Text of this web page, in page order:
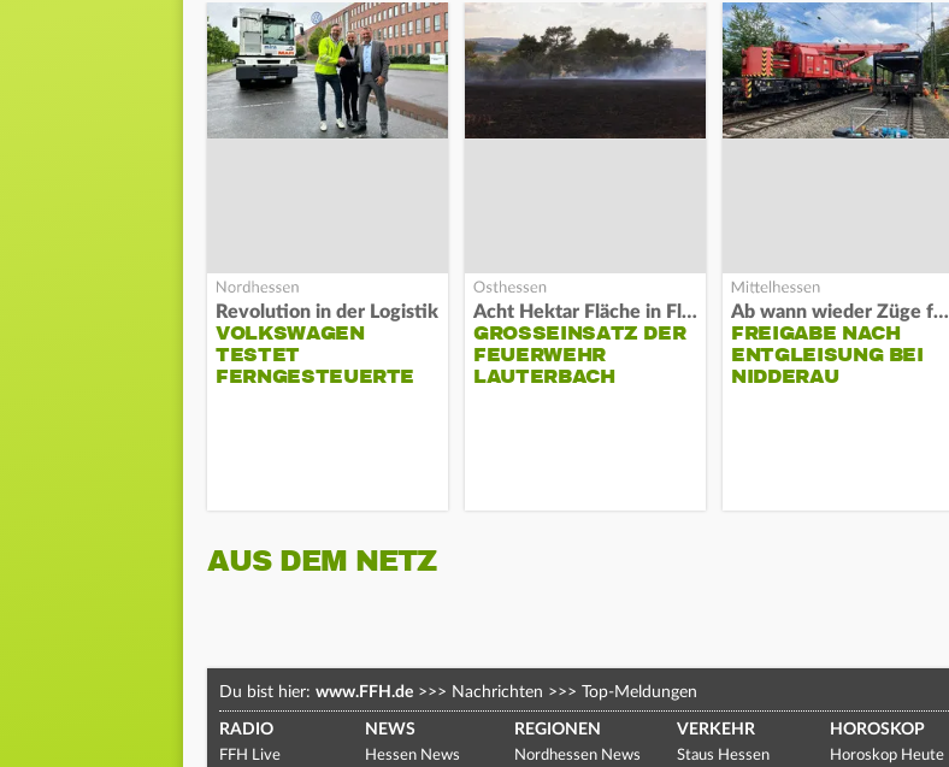
Revolution in der Logistik
VOLKSWAGEN
TESTET
FERNGESTEUERTE
Acht Hektar Fläche in Flammen
GROSSEINSATZ DER F
EUERWEHR L
AUTERBACH
Ab wann wieder Züge fahren
FREIGABE NACH
ENTGLEISUNG BEI
NIDDERAU
AUS DEM NETZ
Du bist hier: www.FFH.de >>> Nachrichten >>> Top-Meldungen
RADIO
FFH Live
NEWS
Hessen News
REGIONEN
Nordhessen News
VERKEHR
Staus Hessen
HOROSKOP
Horoskop Heute